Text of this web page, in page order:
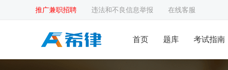
推广兼职招聘 违法和不良信息举报 在线客服
首页 题库 考试指南